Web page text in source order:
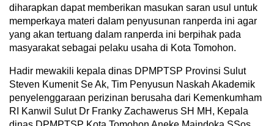
diharapkan dapat memberikan masukan saran usul untuk
memperkaya materi dalam penyusunan ranperda ini agar
yang akan tertuang dalam ranperda ini berpihak pada
masyarakat sebagai pelaku usaha di Kota Tomohon.
Hadir mewakili kepala dinas DPMPTSP Provinsi Sulut
Steven Kumenit Se Ak, Tim Penyusun Naskah Akademik
penyelenggaraan perizinan berusaha dari Kemenkumham
RI Kanwil Sulut Dr Franky Zachawerus SH MH, Kepala